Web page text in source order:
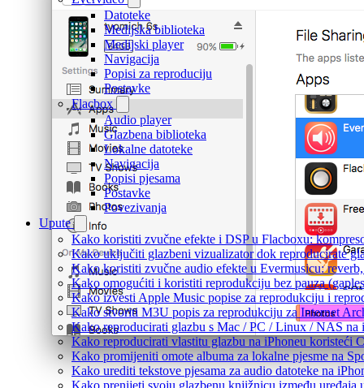
Datoteke
Medijska biblioteka
Medijski player
Navigacija
Popisi za reproduciju
Postavke
Flacbox
Audio player
Glazbena biblioteka
Lokalne datoteke
Navigacija
Popisi pjesama
Postavke
Povezivanja
Upute
Kako koristiti zvučne efekte i DSP u Flacboxu:
Kako uključiti glazbeni vizualizator dok reproducirate
Kako koristiti zvučne audio efekte u Evermusicu:
Kako omogućiti i koristiti reprodukciju bez pauza
Kako izvesti Apple Music popise za reprodukciju i
Kako stvoriti M3U popis za reprodukciju za Internet
Kako reproducirati glazbu s Mac / PC / Linux / NAS
Kako reproducirati vlastitu glazbu na iPhoneu koristeći
Kako promijeniti omote albuma za lokalne pjesme na
Kako urediti tekstove pjesama za audio datoteke na
Kako prenijeti svoju glazbenu knjižnicu između uređaja